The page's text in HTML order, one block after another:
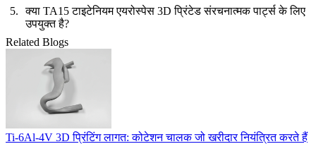
क्या TA15 टाइटेनियम एयरोस्पेस 3D प्रिंटेड संरचनात्मक पार्ट्स के लिए
उपयुक्त है?
Related Blogs
Ti-6Al-4V 3D प्रिंटिंग लागत: कोटेशन चालक जो खरीदार नियंत्रित करते हैं